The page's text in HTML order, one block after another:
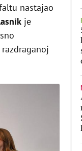
nastajao
je